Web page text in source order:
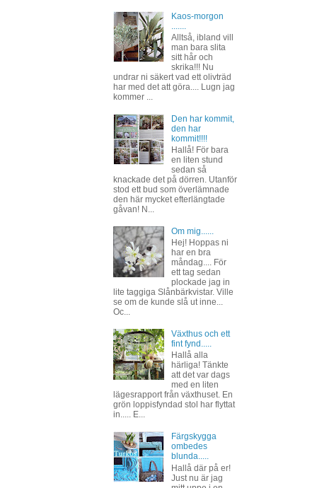
Kaos-morgon
Alltså, ibland vill
man bara slita
sitt hår och
skrika!!! Nu
undrar ni säkert vad ett olivträd
har med det att göra.... Lugn jag
kommer ...
Den har kommit,
den har
kommit!!!!
Hallå! För bara
en liten stund
sedan så
knackade det på dörren. Utanför
stod ett bud som överlämnade
den här mycket efterlängtade
gåvan! N...
Om mig......
Hej! Hoppas ni
har en bra
måndag.... För
ett tag sedan
plockade jag in
lite taggiga Slånbärkvistar. Ville
se om de kunde slå ut inne...
Oc...
Växthus och ett
fint fynd.....
Hallå alla
härliga! Tänkte
att det var dags
med en liten
lägesrapport från växthuset. En
grön loppisfyndad stol har flyttat
in..... E...
Färgskygga
ombedes
blunda.....
Hallå där på er!
Just nu är jag